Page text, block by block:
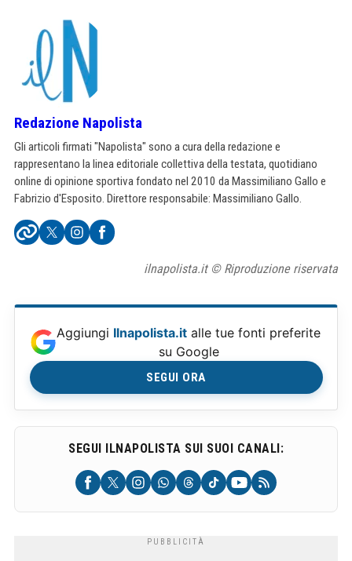
Redazione Napolista
Gli articoli firmati "Napolista" sono a cura della redazione e
rappresentano la linea editoriale collettiva della testata, quotidiano
online di opinione sportiva fondato nel 2010 da Massimiliano Gallo e
Fabrizio d'Esposito. Direttore responsabile: Massimiliano Gallo.
ilnapolista.it © Riproduzione riservata
Aggiungi Ilnapolista.it alle tue fonti preferite
su Google
SEGUI ORA
SEGUI ILNAPOLISTA SUI SUOI CANALI: